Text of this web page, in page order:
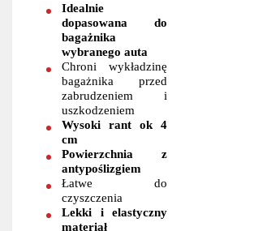
Idealnie
dopasowana do
bagażnika
wybranego auta
Chroni wykładzinę
bagażnika przed
zabrudzeniem i
uszkodzeniem
Wysoki rant ok 4
cm
Powierzchnia z
antypoślizgiem
Łatwe do
czyszczenia
Lekki i elastyczny
materiał